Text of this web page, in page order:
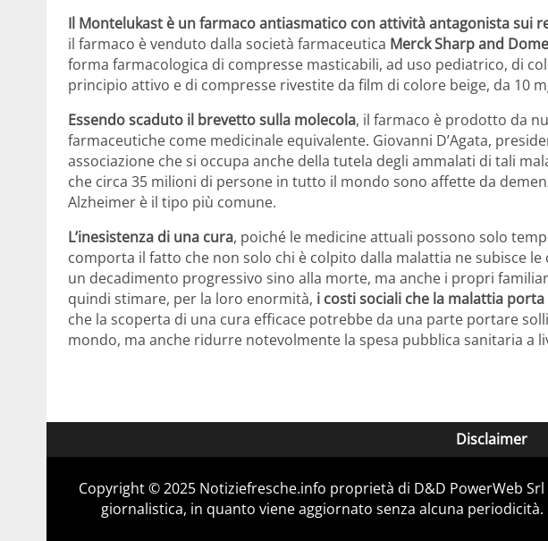
Il Montelukast è un farmaco antiasmatico con attività antagonista sui
il farmaco è venduto dalla società farmaceutica Merck Sharp and Dome
forma farmacologica di compresse masticabili, ad uso pediatrico, di
principio attivo e di compresse rivestite da film di colore beige, da 10
Essendo scaduto il brevetto sulla molecola, il farmaco è prodotto da
farmaceutiche come medicinale equivalente. Giovanni D’Agata,
associazione che si occupa anche della tutela degli ammalati di tali
che circa 35 milioni di persone in tutto il mondo sono affette da
Alzheimer è il tipo più comune.
L’inesistenza di una cura, poiché le medicine attuali possono solo
comporta il fatto che non solo chi è colpito dalla malattia ne subisce
un decadimento progressivo sino alla morte, ma anche i propri
quindi stimare, per la loro enormità, i costi sociali che la malattia
che la scoperta di una cura efficace potrebbe da una parte portare
mondo, ma anche ridurre notevolmente la spesa pubblica sanitaria a
Disclaimer
Copyright © 2025 Notiziefresche.info proprietà di D&D PowerWeb Srl
giornalistica, in quanto viene aggiornato senza alcuna